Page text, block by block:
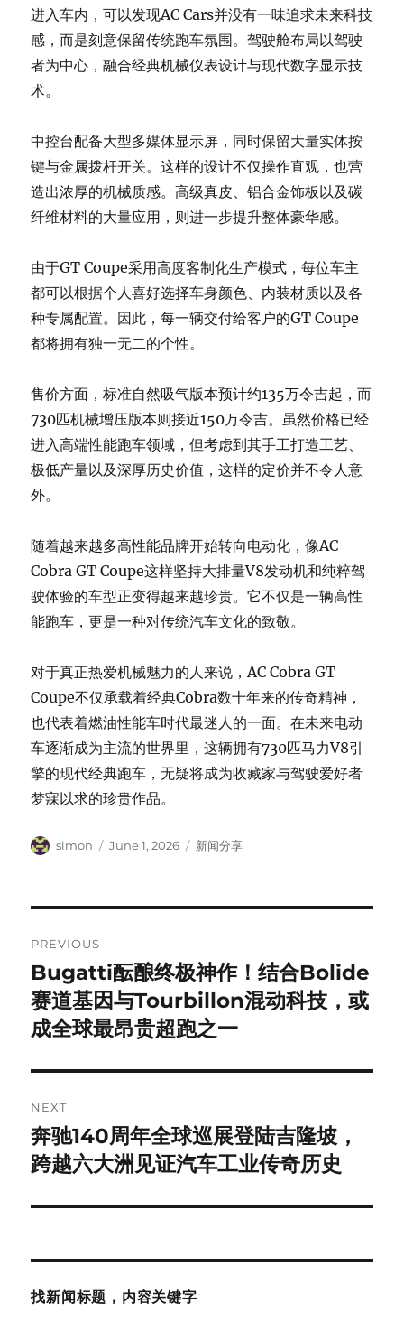
进入车内，可以发现AC Cars并没有一味追求未来科技
感，而是刻意保留传统跑车氛围。驾驶舱布局以驾驶
者为中心，融合经典机械仪表设计与现代数字显示技
术。
中控台配备大型多媒体显示屏，同时保留大量实体按
键与金属拨杆开关。这样的设计不仅操作直观，也营
造出浓厚的机械质感。高级真皮、铝合金饰板以及碳
纤维材料的大量应用，则进一步提升整体豪华感。
由于GT Coupe采用高度客制化生产模式，每位车主
都可以根据个人喜好选择车身颜色、内装材质以及各
种专属配置。因此，每一辆交付给客户的GT Coupe
都将拥有独一无二的个性。
售价方面，标准自然吸气版本预计约135万令吉起，而
730匹机械增压版本则接近150万令吉。虽然价格已经
进入高端性能跑车领域，但考虑到其手工打造工艺、
极低产量以及深厚历史价值，这样的定价并不令人意
外。
随着越来越多高性能品牌开始转向电动化，像AC
Cobra GT Coupe这样坚持大排量V8发动机和纯粹驾
驶体验的车型正变得越来越珍贵。它不仅是一辆高性
能跑车，更是一种对传统汽车文化的致敬。
对于真正热爱机械魅力的人来说，AC Cobra GT
Coupe不仅承载着经典Cobra数十年来的传奇精神，
也代表着燃油性能车时代最迷人的一面。在未来电动
车逐渐成为主流的世界里，这辆拥有730匹马力V8引
擎的现代经典跑车，无疑将成为收藏家与驾驶爱好者
梦寐以求的珍贵作品。
Author
simon
Posted
June 1, 2026 Categories
新闻分享
navigation
PREVIOUS
Previous
post:
Bugatti酝酿终极神作！结合Bolide
赛道基因与Tourbillon混动科技，或
成全球最昂贵超跑之一
NEXT
Next
post:
奔驰140周年全球巡展登陆吉隆坡，
跨越六大洲见证汽车工业传奇历史
找新闻标题，内容关键字